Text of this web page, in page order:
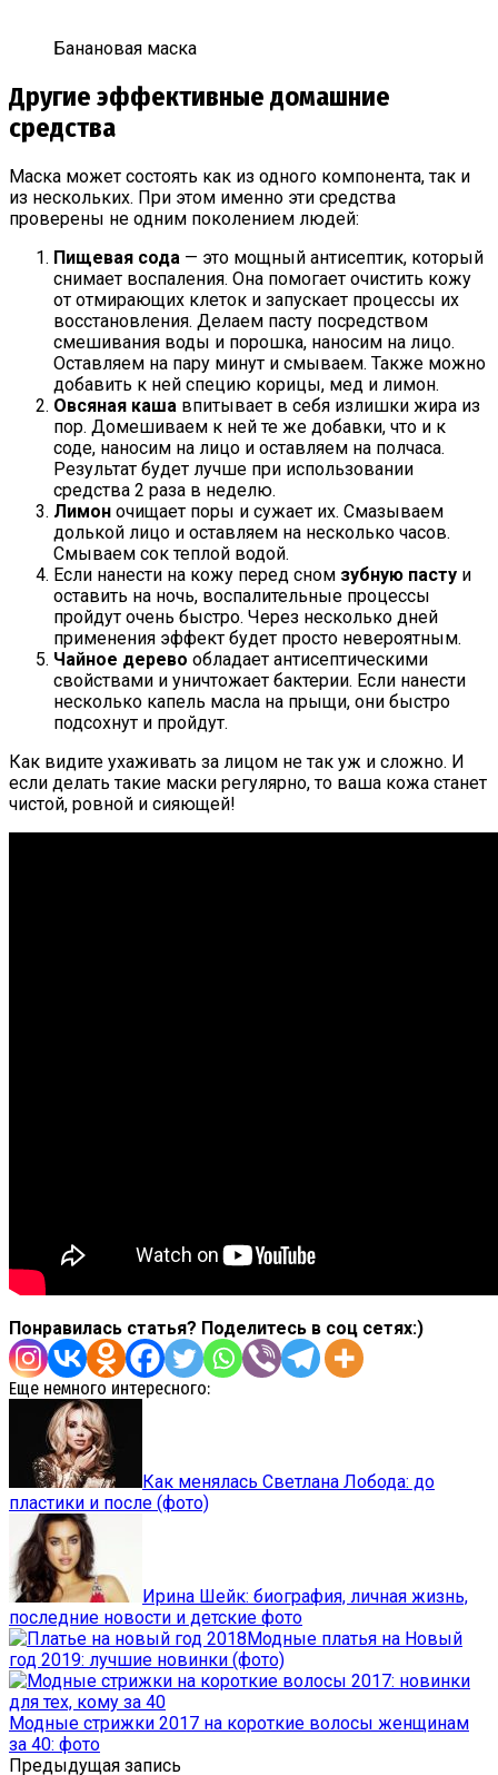
Банановая маска
Другие эффективные домашние
средства
Маска может состоять как из одного компонента, так и
из нескольких. При этом именно эти средства
проверены не одним поколением людей:
Пищевая сода — это мощный антисептик, который
снимает воспаления. Она помогает очистить кожу
от отмирающих клеток и запускает процессы их
восстановления. Делаем пасту посредством
смешивания воды и порошка, наносим на лицо.
Оставляем на пару минут и смываем. Также можно
добавить к ней специю корицы, мед и лимон.
Овсяная каша впитывает в себя излишки жира из
пор. Домешиваем к ней те же добавки, что и к
соде, наносим на лицо и оставляем на полчаса.
Результат будет лучше при использовании
средства 2 раза в неделю.
Лимон очищает поры и сужает их. Смазываем
долькой лицо и оставляем на несколько часов.
Смываем сок теплой водой.
Если нанести на кожу перед сном зубную пасту и
оставить на ночь, воспалительные процессы
пройдут очень быстро. Через несколько дней
применения эффект будет просто невероятным.
Чайное дерево обладает антисептическими
свойствами и уничтожает бактерии. Если нанести
несколько капель масла на прыщи, они быстро
подсохнут и пройдут.
Как видите ухаживать за лицом не так уж и сложно. И
если делать такие маски регулярно, то ваша кожа станет
чистой, ровной и сияющей!
Понравилась статья? Поделитесь в соц сетях:)
Еще немного интересного:
Как менялась Светлана Лобода: до
пластики и после (фото)
Ирина Шейк: биография, личная жизнь,
последние новости и детские фото
Модные платья на Новый
год 2019: лучшие новинки (фото)
Модные стрижки 2017 на короткие волосы женщинам
за 40: фото
Предыдущая запись